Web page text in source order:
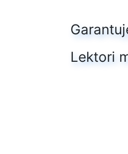
Lektori